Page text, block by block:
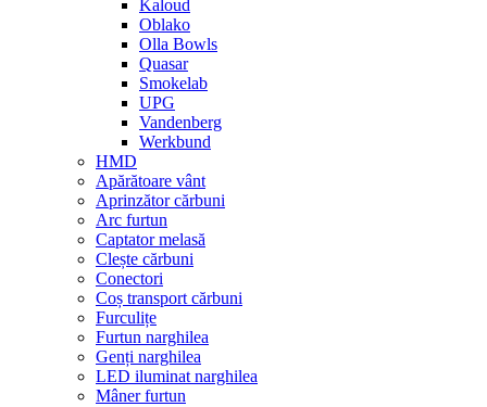
Kaloud
Oblako
Olla Bowls
Quasar
Smokelab
UPG
Vandenberg
Werkbund
HMD
Apărătoare vânt
Aprinzător cărbuni
Arc furtun
Captator melasă
Clește cărbuni
Conectori
Coș transport cărbuni
Furculițe
Furtun narghilea
Genți narghilea
LED iluminat narghilea
Mâner furtun